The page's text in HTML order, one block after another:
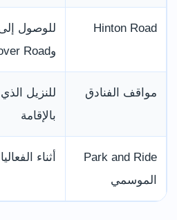
Hinton Road
وWestover Road
مواقف الفنادق
للنزيل
بالإقامة
Park and Ride
الموسمي
أثناء